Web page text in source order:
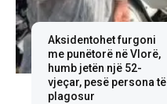
Aksidentohet furgoni
me punëtorë në Vlorë,
humb jetën një 52-
vjeçar, pesë persona të
plagosur